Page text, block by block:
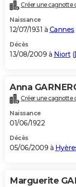
Créer une cagnotte
Naissance
12/07/1931 à Cannes
Décès
13/08/2009 à Niort(
Anna
Créer une cagnotte
Naissance
01/06/1922
Décès
05/06/2009 à
Marguerite